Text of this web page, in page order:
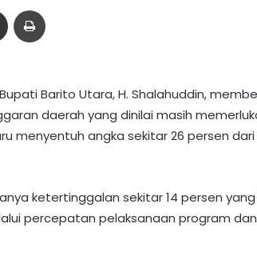
Share via Email
Barito Utara, H. Shalahuddin,
daerah yang dinilai masih
menyentuh angka sekitar 26 persen
ketertinggalan sekitar 14 persen
percepatan pelaksanaan program